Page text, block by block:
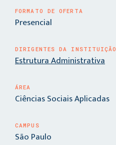
FORMATO DE OFERTA
Presencial
DIRIGENTES DA INSTITUIÇÃO
Estrutura Administrativa
ÁREA
Ciências Sociais Aplicadas
CAMPUS
São Paulo